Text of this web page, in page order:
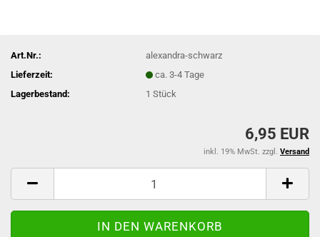
Art.Nr.:
alexandra-schwarz
Lieferzeit:
ca. 3-4 Tage
Lagerbestand:
1Stück
6,95 EUR
inkl. 19% MwSt. zzgl. Versand